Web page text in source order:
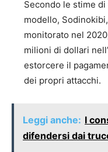
Secondo le stime
modello,
monitorato nel
milioni di dollari
estorcere il
dei propri attacchi.
Leggi anche: I
difendersi dai